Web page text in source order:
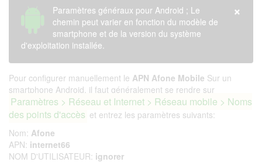
×
Paramètres généraux pour Android ; Le
chemin peut varier en fonction du modèle de
smartphone et de la version du système
d'exploitation installée.
Pour configurer manuellement le APN Afone Mobile Sur un
smartphone Android, il faut généralement se rendre sur
Paramètres > Réseau et Internet > Réseau mobile > Noms
des points d'accès et entrez les paramètres suivants:
Nom: Afone
APN: internet66
NOM D'UTILISATEUR: ignorer